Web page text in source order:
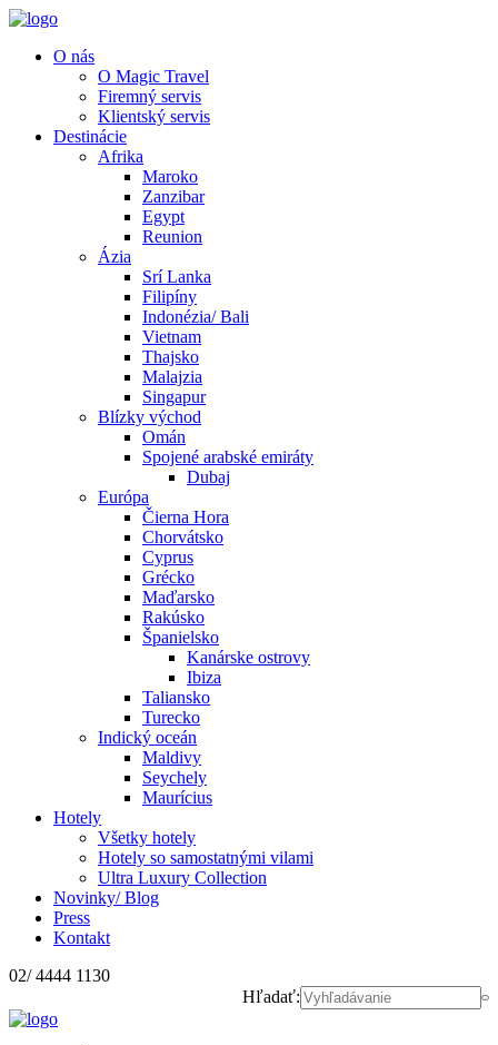
O nás
O Magic Travel
Firemný servis
Klientský servis
Destinácie
Afrika
Maroko
Zanzibar
Egypt
Reunion
Ázia
Srí Lanka
Filipíny
Indonézia/ Bali
Vietnam
Thajsko
Malajzia
Singapur
Blízky východ
Omán
Spojené arabské emiráty
Dubaj
Európa
Čierna Hora
Chorvátsko
Cyprus
Grécko
Maďarsko
Rakúsko
Španielsko
Kanárske ostrovy
Ibiza
Taliansko
Turecko
Indický oceán
Maldivy
Seychely
Maurícius
Hotely
Všetky hotely
Hotely so samostatnými vilami
Ultra Luxury Collection
Novinky/ Blog
Press
Kontakt
02/ 4444 1130
Hľadať: